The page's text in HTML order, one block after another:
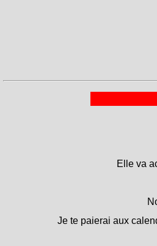
Elle va
Je te paierai aux